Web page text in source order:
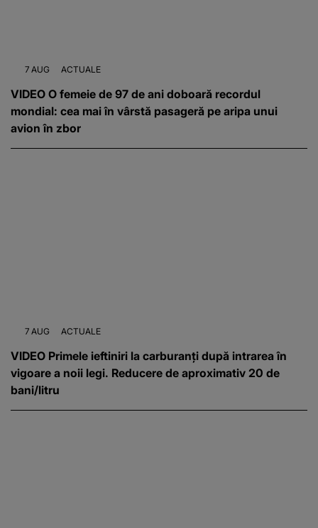
7 AUG ACTUALE
VIDEO O femeie de 97 de ani doboară recordul
mondial: cea mai în vârstă pasageră pe aripa unui
avion în zbor
7 AUG ACTUALE
VIDEO Primele ieftiniri la carburanți după intrarea în
vigoare a noii legi. Reducere de aproximativ 20 de
bani/litru